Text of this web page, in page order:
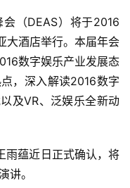
（DEAS）将于2016
大酒店举行。本届年会
数字娱乐产业发展态
，深入解读2016数字
及VR、泛娱乐全新动
雨蕴近日正式确认，将
讲。